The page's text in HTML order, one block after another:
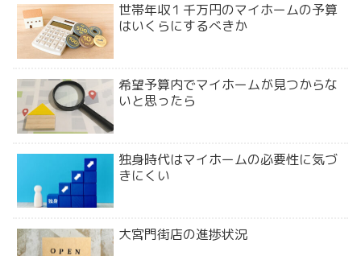
世帯年収１千万円のマイホームの予算
はいくらにするべきか
希望予算内でマイホームが見つからな
いと思ったら
独身時代はマイホームの必要性に気づ
きにくい
大宮門街店の進捗状況